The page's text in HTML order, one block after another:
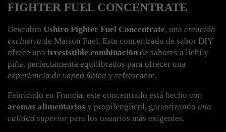
FIGHTER FUEL CONCENTRATE
Descubra Ushiro Fighter Fuel Concentrate, una creación
exclusiva de Maison Fuel. Este concentrado de sabor DIY
ofrece una irresistible combinación de sabores a lichi y
experiencia de vapeo única y refrescante.
aromas alimentarios y propilenglicol, garantizando una
calidad superior para los usuarios más exigentes.